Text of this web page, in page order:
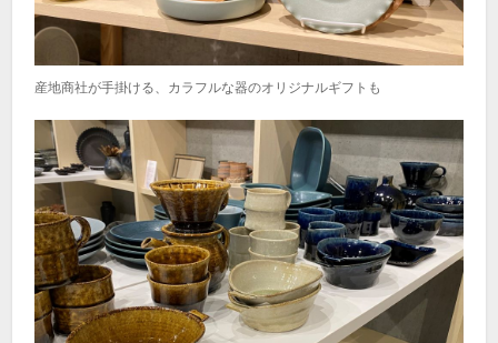
産地商社が手掛ける、カラフルな器のオリジナルギフトも